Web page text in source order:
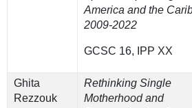
America and the
2009-2022
GCSC 16, IPP XX
Ghita
Rezzouk
Rethinking Single
Motherhood and